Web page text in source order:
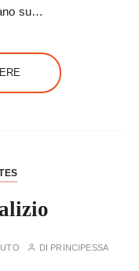
su…
DI PRINCIPESSA